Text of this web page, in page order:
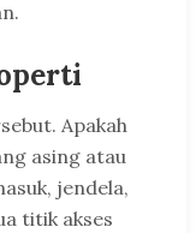
Apakah
asing atau
jendela,
titik akses